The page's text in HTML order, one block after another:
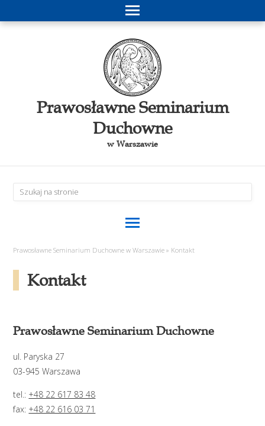
Prawosławne Seminarium
Duchowne
w Warszawie
Prawosławne Seminarium Duchowne w Warszawie » Kontakt
Kontakt
Prawosławne Seminarium Duchowne
ul. Paryska 27
03-945 Warszawa
tel.: +48 22 617 83 48
fax: +48 22 616 03 71